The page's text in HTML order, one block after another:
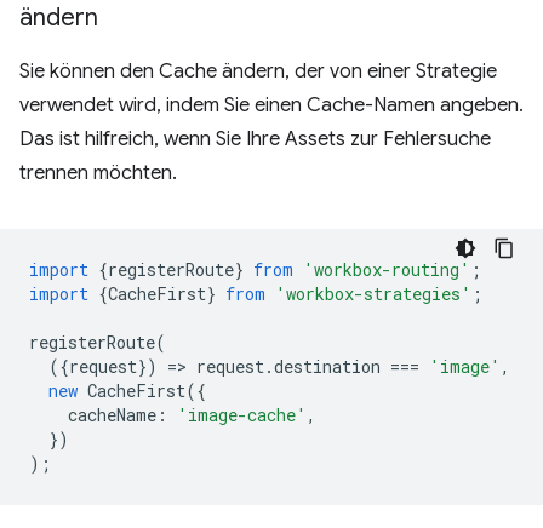
ändern
Sie können den Cache ändern, der von einer Strategie
verwendet wird, indem Sie einen Cache-Namen angeben.
Das ist hilfreich, wenn Sie Ihre Assets zur Fehlersuche
trennen möchten.
import {registerRoute} from 'workbox-routing' ;
import {CacheFirst} from 'workbox-strategies' ;
registerRoute(
({request}) => request .destination === 'image' ,
new CacheFirst({
cacheName : 'image-cache' ,
})
);